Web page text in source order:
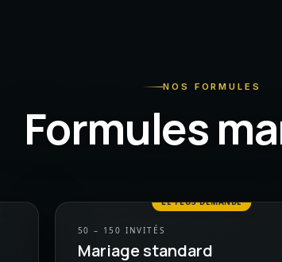
NOS FORMULES
Formules
LE PLUS DEMANDÉ
50 – 150 INVITÉS
Mariage standard